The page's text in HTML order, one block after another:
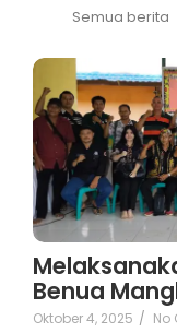
Semua berita
Benua
Oktober 4, 2025 / No